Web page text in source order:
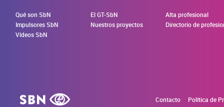
Qué son SbN
Impulsores SbN
Vídeos SbN
El GT-SbN
Nuestros proyectos
Alta profesional
Directorio de
Contacto Política de